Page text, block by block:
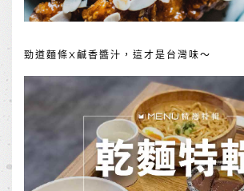
勁道麵條X鹹香醬汁，這才是台灣味～